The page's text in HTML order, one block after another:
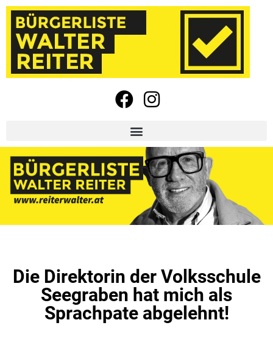
Die Direktorin der Volksschule
Seegraben hat mich als
Sprachpate abgelehnt!